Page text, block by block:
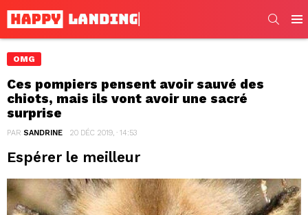
OMG
Ces pompiers pensent avoir sauvé des
chiots, mais ils vont avoir une sacré
surprise
PAR SANDRINE 20 DÉC 2019, · 14:53
Espérer le meilleur